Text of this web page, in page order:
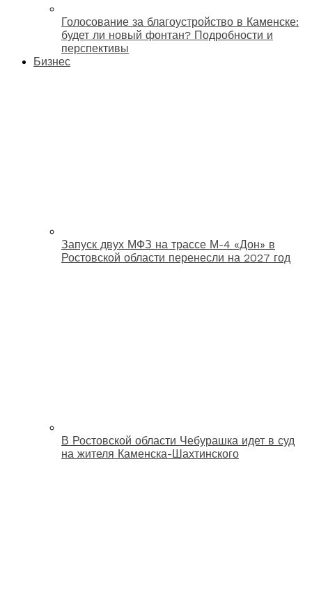
Голосование за благоустройство в Каменске:
будет ли новый фонтан? Подробности и
перспективы
Бизнес
Запуск двух МФЗ на трассе М-4 «Дон» в
Ростовской области перенесли на 2027 год
В Ростовской области Чебурашка идет в суд
на жителя Каменска-Шахтинского